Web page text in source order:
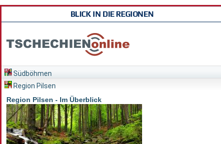
BLICK IN DIE REGIONEN
Südböhmen
Region Pilsen
Region Pilsen - Im Überblick